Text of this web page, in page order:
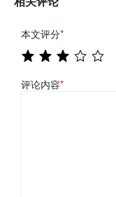
本文评分*
评论内容*